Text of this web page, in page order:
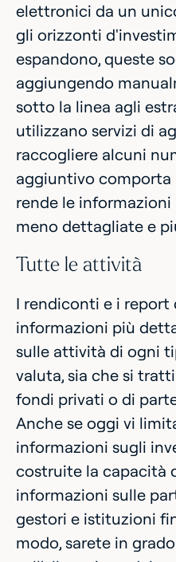
elettronici da un
gli orizzonti
espandono, queste
aggiungendo
sotto la linea agli
utilizzano servizi di
raccogliere alcuni
aggiuntivo comporta
rende le
meno dettagliate e
Tutte le attività
I rendiconti e i report
informazioni più
sulle attività di ogni
valuta, sia che si
fondi privati o di
Anche se oggi vi
informazioni sugli
costruite la capacità
informazioni sulle
gestori e istituzioni
modo, sarete in